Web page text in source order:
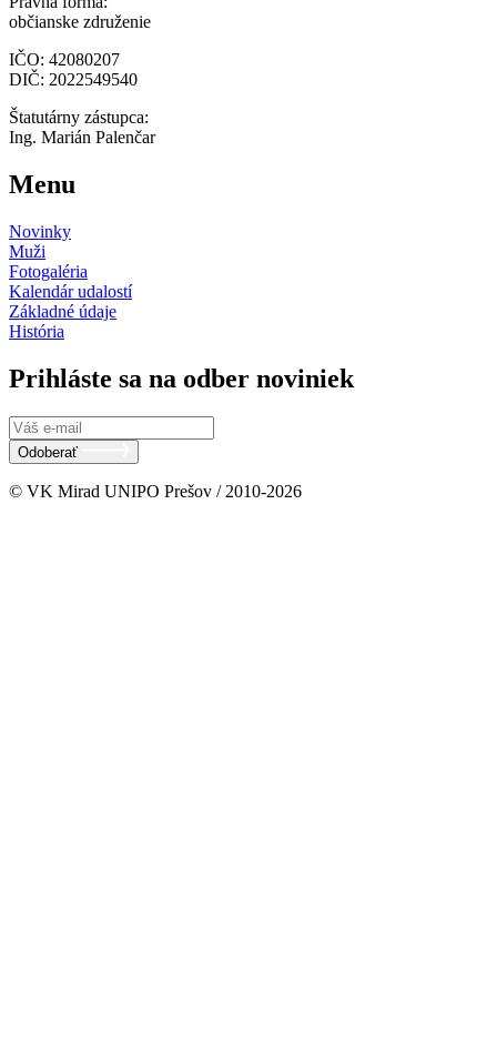
občianske združenie
IČO: 42080207
DIČ: 2022549540
Štatutárny zástupca:
Ing. Marián Palenčar
Menu
Novinky
Muži
Fotogaléria
Kalendár udalostí
Základné údaje
História
Prihláste sa na odber noviniek
Odoberať
© VK Mirad UNIPO Prešov / 2010-2026